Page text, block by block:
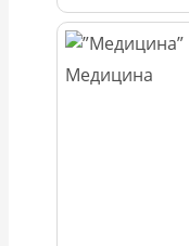
Медицина